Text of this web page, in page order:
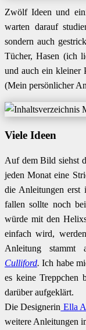
Zwölf Ideen und
warten darauf
sondern auch
Tücher, Hasen (ich
und auch ein kleiner
(Mein persönlicher
Viele Ideen
Auf dem Bild siehst
jeden Monat eine
die Anleitungen erst
fallen sollte noch
würde mit den
einfach wird,
Anleitung
Culliford.Ich habe
es keine Treppchen
darüber aufgeklärt.
Die Designerin Ella
weitere Anleitungen